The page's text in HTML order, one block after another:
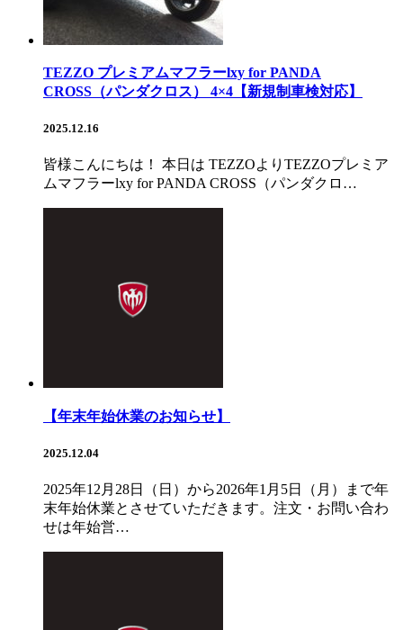
TEZZO プレミアムマフラーlxy for PANDA
CROSS（パンダクロス） 4×4【新規制車検対応】
2025.12.16
皆様こんにちは！ 本日は TEZZOよりTEZZOプレミア
ムマフラーlxy for PANDA CROSS（パンダクロ…
【年末年始休業のお知らせ】
2025.12.04
2025年12月28日（日）から2026年1月5日（月）まで年
末年始休業とさせていただきます。注文・お問い合わ
せは年始営…